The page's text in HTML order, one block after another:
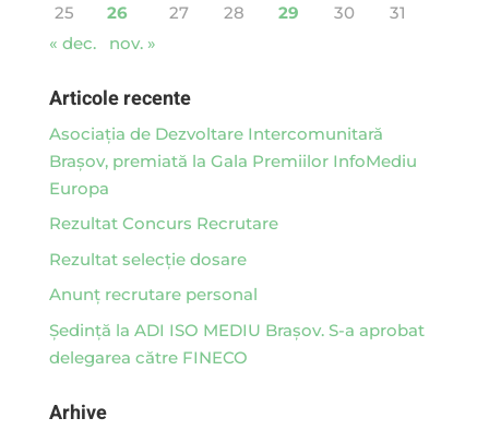
25
26 27 28 29 30
31
« dec.
nov. »
Articole recente
Asociaţia de Dezvoltare Intercomunitară
Braşov, premiată la Gala Premiilor InfoMediu
Europa
Rezultat Concurs Recrutare
Rezultat selecție dosare
Anunț recrutare personal
Ședință la ADI ISO MEDIU Brașov. S-a aprobat
delegarea către FINECO
Arhive